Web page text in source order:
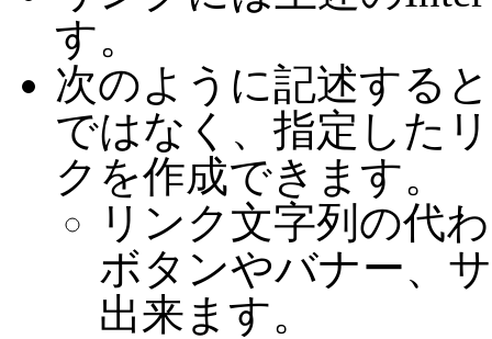
す。
次のように記述する
ではなく、指定した
クを作成できます。
リンク文字列の代
ボタンやバナー、
出来ます。